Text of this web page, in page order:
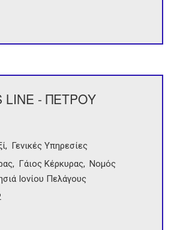
LINE - ΠΕΤΡΟΥ
Γενικές Υπηρεσίες
Γάιος Κέρκυρας
Νομός
Ιονίου Πελάγους